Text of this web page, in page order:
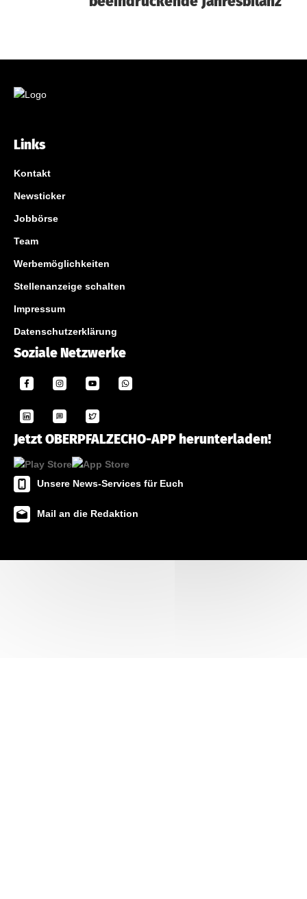
Links
Kontakt
Newsticker
Jobbörse
Team
Werbemöglichkeiten
Stellenanzeige schalten
Impressum
Datenschutzerklärung
Soziale Netzwerke
Jetzt OBERPFALZECHO-APP herunterladen!
Unsere News-Services für Euch
Mail an die Redaktion